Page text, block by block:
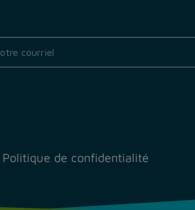
Politique de confidentialité